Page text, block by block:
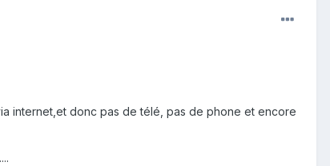
internet,et donc pas de télé, pas de phone et encore